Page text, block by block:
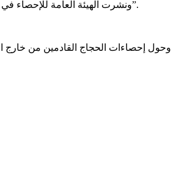
ونشرت الهيئة العامة للإحصاء في المملكة، تفاصيل بشأن أعداد الحجاج هذا العام، حيث “بلغ العدد 1,833,164 حاجا وحاجة، منهم 1,611,310 حجاج وحاجات قدموا من خارج المملكة عبر المنافذ المختلفة”.